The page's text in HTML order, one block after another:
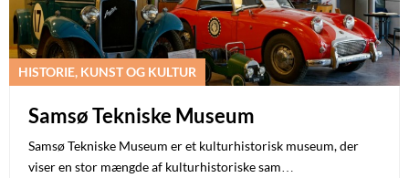
HISTORIE, KUNST OG KULTUR
Samsø Tekniske Museum
Samsø Tekniske Museum er et kulturhistorisk museum, der
viser en stor mængde af kulturhistoriske sam…